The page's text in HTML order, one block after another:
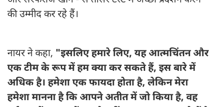
की उम्मीद कर रहे हैं।
नायर ने कहा, "इसलिए हमारे लिए, यह आत्मचिंतन और
एक टीम के रूप में हम क्या कर सकते हैं, इस बारे में
अधिक है। हमेशा एक फायदा होता है, लेकिन मेरा
हमेशा मानना ​​है कि आपने अतीत में जो किया है, वह